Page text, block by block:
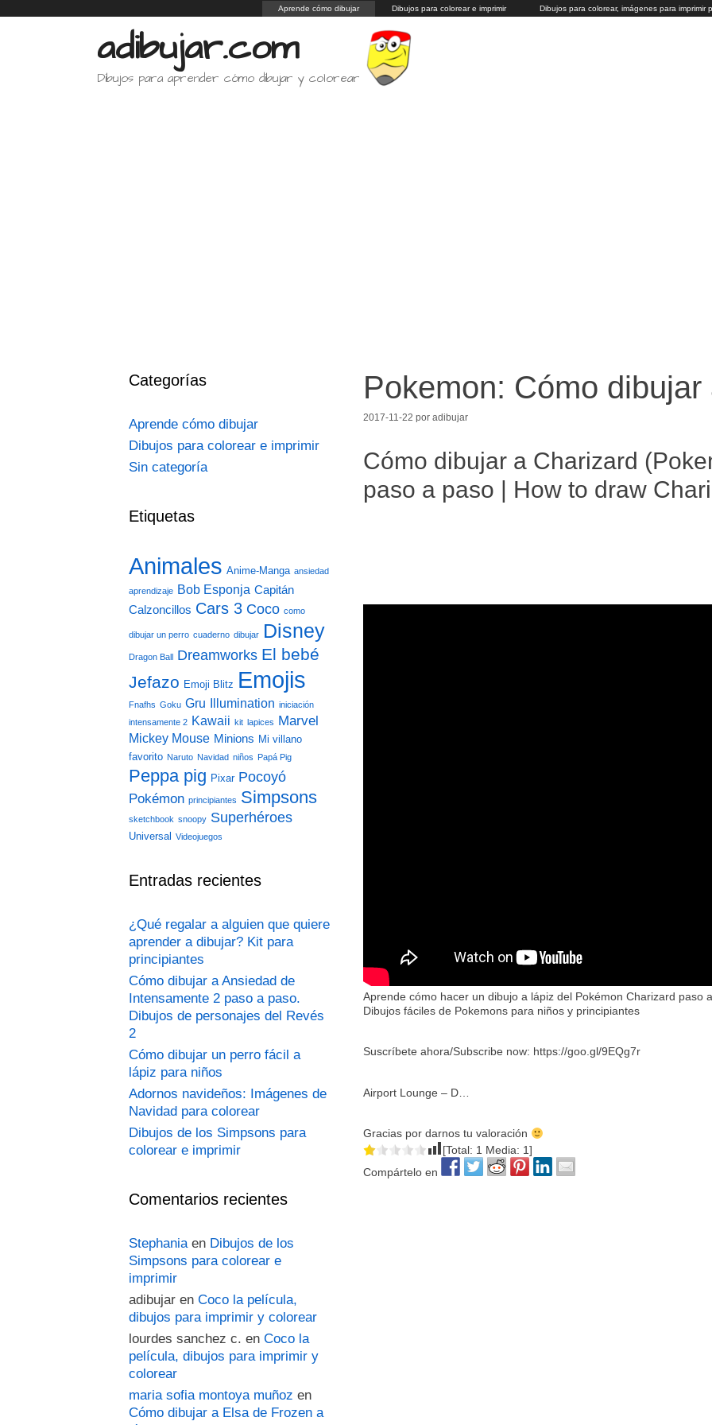
al
Aprende cómo dibujar Dibujos para colorear e imprimir Dibujos para colorear, imágenes para imprimir
adibujar.com
Dibujos para aprender cómo dibujar y colorear
Pokemon: Cómo dibujar
2017-11-22 por adibujar
Cómo dibujar a Charizard
paso a paso | How to draw
Aprende cómo hacer un dibujo a lápiz del Pokémon Charizard paso
Dibujos fáciles de Pokemons para niños y principiantes
Suscríbete ahora/Subscribe now: https://goo.gl/9EQg7r
Airport Lounge – D…
Gracias por darnos tu valoración
[Total: 1 Media: 1]
Compártelo en
Categorías
Aprende cómo dibujar
Dibujos para colorear e imprimir
Sin categoría
Etiquetas
Animales Anime-Manga ansiedad
aprendizaje Bob Esponja Capitán
Calzoncillos Cars 3 Coco como
dibujar un perro cuaderno dibujar Disney
Dragon Ball Dreamworks El bebé
Jefazo Emoji Blitz Emojis
Fnafhs Goku Gru Illumination iniciación
intensamente 2 Kawaii kit lapices Marvel
Mickey Mouse Minions Mi villano
favorito Naruto Navidad niños Papá Pig
Peppa pig Pixar Pocoyó
Pokémon principiantes Simpsons
sketchbook snoopy Superhéroes
Universal Videojuegos
Entradas recientes
¿Qué regalar a alguien que quiere
aprender a dibujar? Kit para
principiantes
Cómo dibujar a Ansiedad de
Intensamente 2 paso a paso.
Dibujos de personajes del Revés
2
Cómo dibujar un perro fácil a
lápiz para niños
Adornos navideños: Imágenes de
Navidad para colorear
Dibujos de los Simpsons para
colorear e imprimir
Comentarios recientes
Stephaniaen Dibujos de los
Simpsons para colorear e
imprimir
adibujar en Coco la película,
dibujos para imprimir y colorear
lourdes sanchez c. en Coco la
película, dibujos para imprimir y
colorear
maria sofia montoya muñoz en
Cómo dibujar a Elsa de Frozen a